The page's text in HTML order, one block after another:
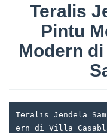
Teralis
Pintu
Modern
Teralis Jendela
ern di Villa